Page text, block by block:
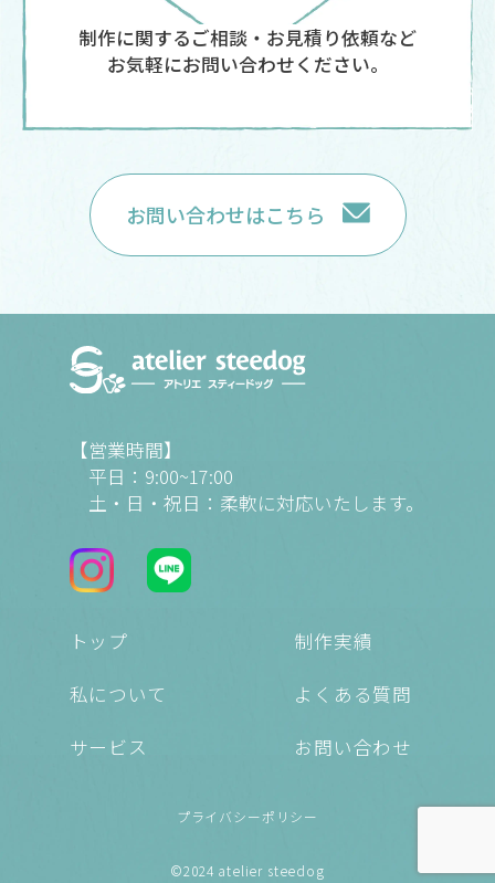
制作に関するご相談・お見積り依頼など
お気軽にお問い合わせください。
お問い合わせはこちら
【営業時間】
平日：9:00~17:00
土・日・祝日：柔軟に対応いたします。
トップ
私について
サービス
制作実績
よくある質問
お問い合わせ
プライバシーポリシー
©︎2024 atelier steedog